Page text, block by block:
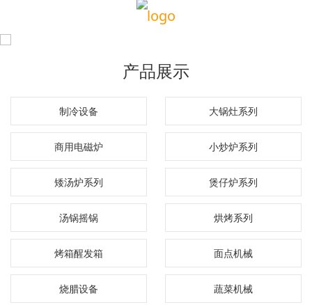
产品展示
制冷设备 大锅灶系列
商用电磁炉 小炒炉系列
矮汤炉系列 煲仔炉系列
汤锅摇锅 烘烤系列
烤箱醒发箱 面点机械
烧腊设备 蔬菜机械